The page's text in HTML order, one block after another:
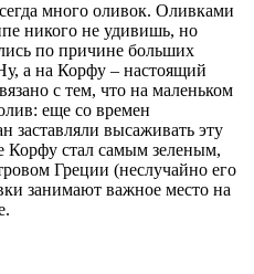
много оливок. Оливками
никого не удивишь, но
по причине больших
а на Корфу – настоящий
с тем, что на маленьком
еще со времен
заставляли высаживать эту
Корфу стал самым зеленым,
Греции (неслучайно его
занимают важное место на